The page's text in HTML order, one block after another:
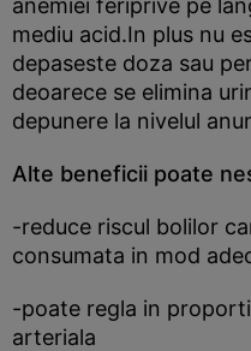
anemiei feriprive pe
mediu acid.In plus nu
depaseste doza sau
deoarece se elimina
depunere la nivelul
Alte beneficii poate
-reduce riscul bolilor
consumata in mod
-poate regla in
arteriala